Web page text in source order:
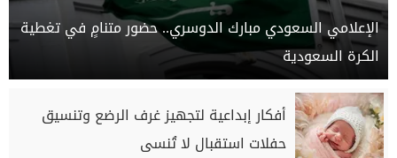
الإعلامي السعودي مبارك الدوسري.. حضور متنامٍ في تغطية
الكرة السعودية
أفكار إبداعية لتجهيز غرف الرضع وتنسيق
حفلات استقبال لا تُنسى